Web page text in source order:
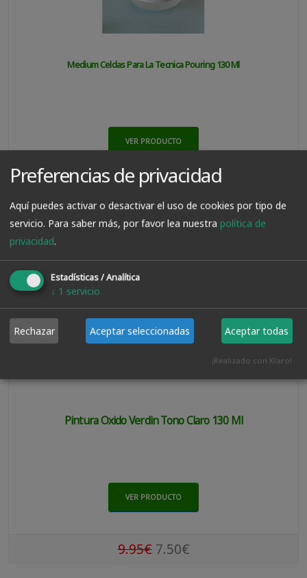
Medium Celdas Para La Tecnica Pouring 130 Ml
VER PRODUCTO
8.99€
Pintura Oxido Verdin Tono Claro 130 Ml
VER PRODUCTO
9.95€7.50€
Preferencias de privacidad
Aquí puedes activar o desactivar el uso de cookies por tipo de
servicio. Para saber más, por favor lea nuestra política de
privacidad.
Estadísticas / Analítica
↓ 1 servicio
Rechazar Aceptar seleccionadas Aceptar todas
¡Realizado con Klaro!